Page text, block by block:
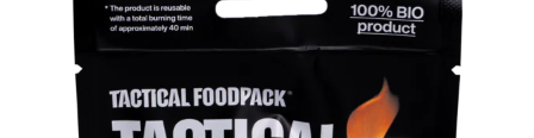
Hauptspeisen Combos